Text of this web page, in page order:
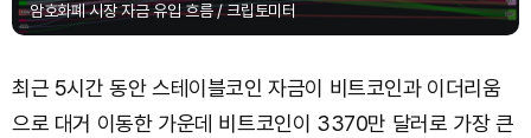
암호화폐 시장 자금 유입 흐름 / 크립토미터
최근 5시간 동안 스테이블코인 자금이 비트코인과 이더리움
으로 대거 이동한 가운데 비트코인이 3370만 달러로 가장 큰